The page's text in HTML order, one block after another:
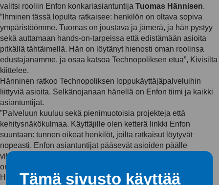
Tämä sivusto käyttää
valitsi rooliin Enfon konkariasiantuntija Tuomas Hännisen.
”Ihminen tässä lopulta ratkaisee: henkilön on oltava sopiva
ympäristöömme. Tuomas on joustava ja jämerä, ja hän pystyy
sekä auttamaan hands-on-tarpeissa että edistämään asioita
pitkällä tähtäimellä. Hän on löytänyt hienosti oman roolinsa
edustajanamme, ja osaa katsoa Technopoliksen etua”, Kivisilta
kiittelee.
Hänninen ratkoo Technopoliksen loppukäyttäjäpalveluihin
liittyviä asioita. Selkänojanaan hänellä on Enfon tiimi ja kaikki
asiantuntijat.
”Palveluun kuuluu sekä pienimuotoisia projekteja että
kehitysnäkökulmaa. Käyttäjille olen ketterä linkki Enfon
suuntaan: tunnen oikeat henkilöt, joilta ratkaisut löytyvät
nopeasti. Enfon asiantuntijat pääsevät asioiden päälle
vikkelämmin esimerkiksi tilanteissa, joissa yhden henkilön
ongelmalla huomataan olevan laajempiakin vaikutuksia”,
Hänninen kuvailee.